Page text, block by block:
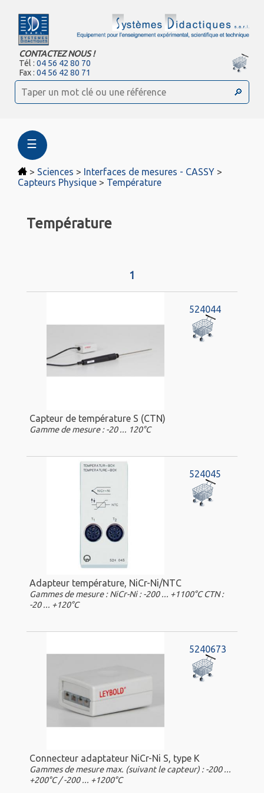
CONTACTEZ NOUS !
Tél :04 56 42 80 70
Fax :04 56 42 80 71
☰
> Sciences > Interfaces de mesures - CASSY >
Capteurs Physique > Température
Température
1
524044
Capteur de température S (CTN)
Gamme de mesure : -20 ... 120°C
524045
Adapteur température, NiCr-Ni/NTC
Gammes de mesure : NiCr-Ni : -200 ... +1100°C CTN :
-20 ... +120°C
5240673
Connecteur adaptateur NiCr-Ni S, type K
Gammes de mesure max. (suivant le capteur) : -200 ...
+200°C / -200 ... +1200°C